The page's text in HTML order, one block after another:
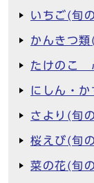
いちご(旬
かんきつ
たけのこ
にしん・
さより(旬
桜えび(旬
菜の花(旬